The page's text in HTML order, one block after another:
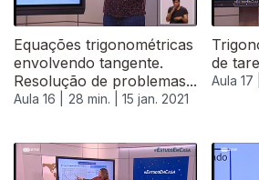
Equações trigonométricas
envolvendo tangente.
Resolução de problemas...
Aula 16 | 28 min. | 15 jan. 2021
de
Aula 17 |